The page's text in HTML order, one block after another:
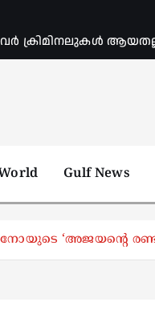
Gulf News
‘അജയന്റെ